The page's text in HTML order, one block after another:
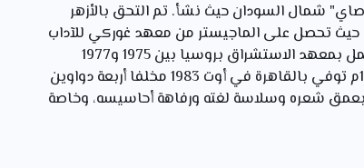
سوداني معاصر ولد عام 1933م في جزيرة " صاي" شمال السودان حيث نشأ. تم التحق بالأزهر
حيث تحصل على الماجيستر من معهد غوركي للآداب
عام 1967م تم الدكتوراه من الأكاديمية السوفياتية حول النثر السوداني . عمل بمعهد الاستشراق بروسيا بين 1975 و1977
وأستاذ محاضرا بجامعة عدن بين 1977و 1983 تم بالجزائر من 1983 إلى 1989م توفي بالقاهرة في أوت 1983 مخلفا أربعة دواوين
شعره وسلاسة لغته ورفاهة أحاسيسه، وخاصة